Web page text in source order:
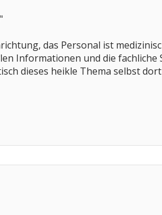
das Personal ist
Informationen und die
dieses heikle Thema selbst